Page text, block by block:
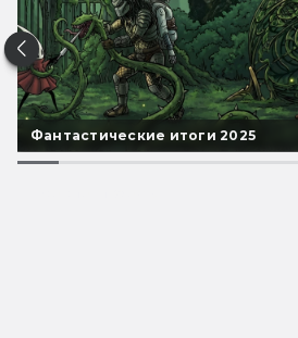
Фантастические итоги 2025